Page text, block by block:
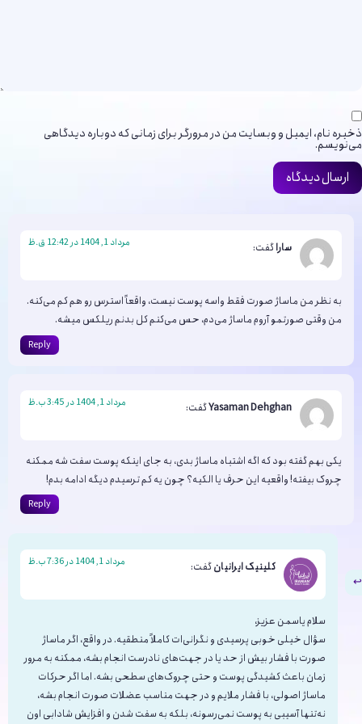
ساراگفت: مرداد 1, 1404 در 12:42 ق.ظ
به نظر من ماساژ صورت فقط واسه پوست نیست، واقعاً استرس رو هم کم می‌کنه.
من وقتی صورتمو آروم ماساژ می‌دم، حس می‌کنم کل بدنم ریلکس میشه.
Reply
Yasaman Dehghanگفت: مرداد 1, 1404 در 3:45 ب.ظ
یکی بهم گفته بود که اگه اشتباه ماساژ بدی، به جای اینکه پوست سفت شه ممکنه
چروک بیفته! واقعیه این حرف یا الکیه؟ چون یه کم ترسیدم دیگه ادامه بدم!
Reply
کلینیک ایرانیانگفت: مرداد 1, 1404 در 7:36 ب.ظ
سلام یاسمن عزیز،
سؤال خیلی خوبی پرسیدی و نگرانی‌ات کاملاً منطقیه. در واقع، اگر ماساژ
صورت با فشار بیش از حد یا در جهت‌های نادرست انجام بشه، ممکنه به مرور
زمان باعث کشیدگی پوست و حتی چروک‌های سطحی بشه. اما اگر حرکات
ماساژ اصولی، با فشار ملایم و در جهت مناسب عضلات صورت انجام بشه،
نه‌تنها آسیبی به پوست نمی‌رسونه، بلکه به سفت شدن و افزایش شادابی اون
ذخیره نام، ایمیل و وبسایت من در مرورگر برای زمانی که دوباره دیدگاهی
می‌نویسم.